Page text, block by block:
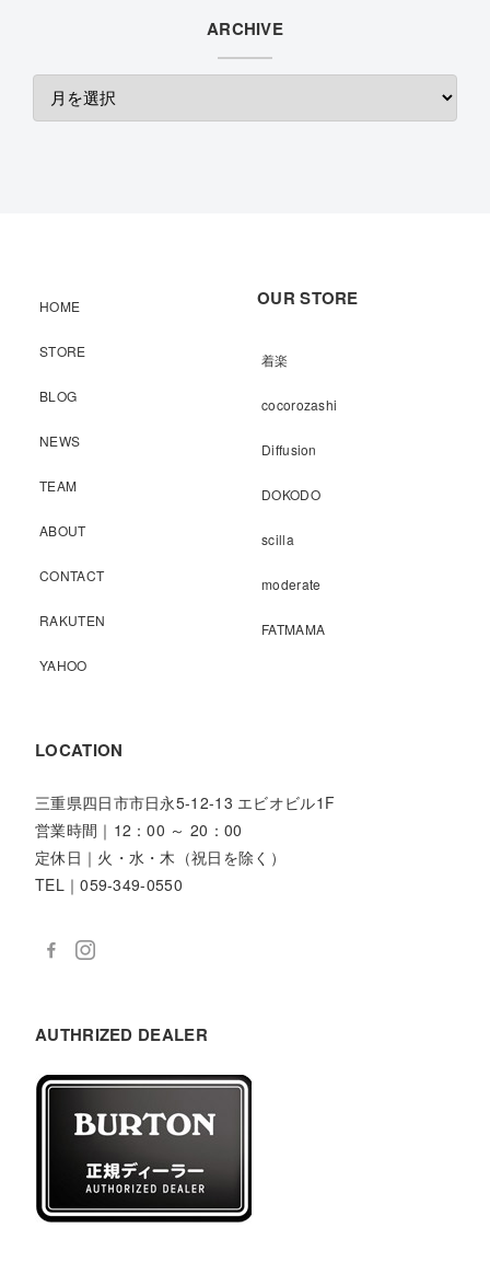
ARCHIVE
HOME
STORE
BLOG
NEWS
TEAM
ABOUT
CONTACT
RAKUTEN
YAHOO
OUR STORE
着楽
cocorozashi
Diffusion
DOKODO
scilla
moderate
FATMAMA
LOCATION
三重県四日市市日永5-12-13 エビオビル1F
営業時間｜12：00 ～ 20：00
定休日｜火・水・木（祝日を除く）
TEL｜059-349-0550
AUTHRIZED DEALER